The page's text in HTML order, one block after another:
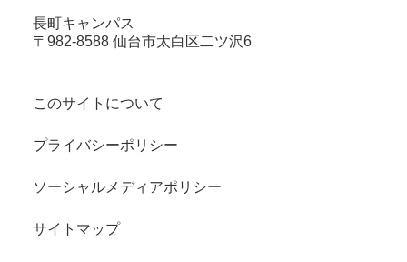
長町キャンパス
〒982-8588 仙台市太白区二ツ沢6
このサイトについて
プライバシーポリシー
ソーシャルメディアポリシー
サイトマップ